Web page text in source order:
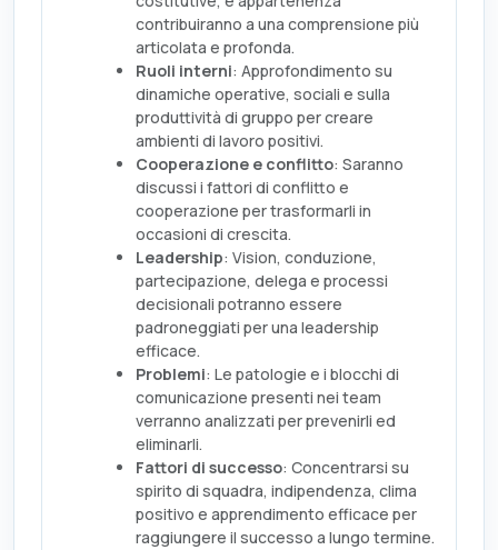
contribuiranno a una comprensione più
articolata e profonda.
Ruoli interni: Approfondimento su
dinamiche operative, sociali e sulla
produttività di gruppo per creare
ambienti di lavoro positivi.
Cooperazione e conflitto: Saranno
discussi i fattori di conflitto e
cooperazione per trasformarli in
occasioni di crescita.
Leadership: Vision, conduzione,
partecipazione, delega e processi
decisionali potranno essere
padroneggiati per una leadership
efficace.
Problemi: Le patologie e i blocchi di
comunicazione presenti nei team
verranno analizzati per prevenirli ed
eliminarli.
Fattori di successo: Concentrarsi su
spirito di squadra, indipendenza, clima
positivo e apprendimento efficace per
raggiungere il successo a lungo termine.